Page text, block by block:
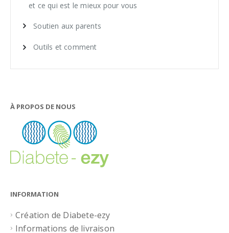
et ce qui est le mieux pour vous
Soutien aux parents
Outils et comment
À PROPOS DE NOUS
INFORMATION
Création de Diabete-ezy
Informations de livraison